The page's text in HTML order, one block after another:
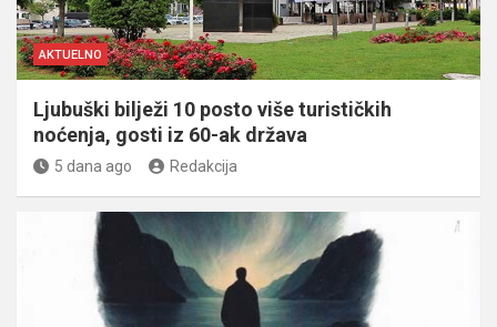
AKTUELNO
Ljubuški bilježi 10 posto više turističkih
noćenja, gosti iz 60-ak država
5 dana ago Redakcija